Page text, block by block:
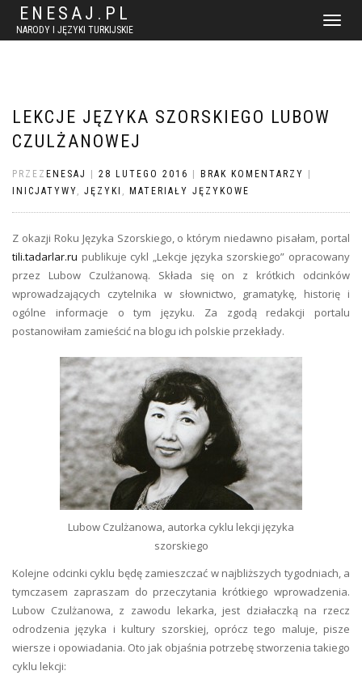
ENESAJ.PL
NARODY I JĘZYKI TURKIJSKIE
WŁĄCZ
LEKCJE JĘZYKA SZORSKIEGO LUBOW
CZULŻANOWEJ
PRZEZ ENESAJ 28 LUTEGO 2016 BRAK KOMENTARZY
INICJATYWY, JĘZYKI , MATERIAŁY JĘZYKOWE
Z okazji Roku Języka Szorskiego, o którym niedawno pisałam, portal
tili.tadarlar.ru publikuje cykl „Lekcje języka szorskiego” opracowany
przez Lubow Czulżanową. Składa się on z krótkich odcinków
wprowadzających czytelnika w słownictwo, gramatykę, historię i
ogólne informacje o tym języku. Za zgodą redakcji portalu
postanowiłam zamieścić na blogu ich polskie przekłady.
Lubow Czulżanowa, autorka cyklu lekcji języka
szorskiego
Kolejne odcinki cyklu będę zamieszczać w najbliższych tygodniach, a
tymczasem zapraszam do przeczytania krótkiego wprowadzenia.
Lubow Czulżanowa, z zawodu lekarka, jest działaczką na rzecz
odrodzenia języka i kultury szorskiej, oprócz tego maluje, pisze
wiersze i opowiadania. Oto jak objaśnia potrzebę stworzenia takiego
cyklu lekcji: